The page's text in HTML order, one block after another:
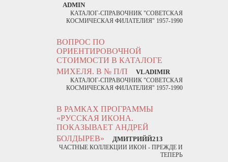
ADMIN
КАТАЛОГ-СПРАВОЧНИК "СОВЕТСКАЯ
КОСМИЧЕСКАЯ ФИЛАТЕЛИЯ" 1957-1990
ВОПРОС ПО
ОРИЕНТИРОВОЧНОЙ
СТОИМОСТИ В КАТАЛОГЕ
МИХЕЛЯ. В № П/П
VLADIMIR
КАТАЛОГ-СПРАВОЧНИК "СОВЕТСКАЯ
КОСМИЧЕСКАЯ ФИЛАТЕЛИЯ" 1957-1990
В РАМКАХ ПРОГРАММЫ
«РУССКАЯ ИКОНА.
ПОКАЗЫВАЕТ АНДРЕЙ
БОЛДЫРЕВ»
ДМИТРИЙЙ213
ЧАСТНЫЕ КОЛЛЕКЦИИ ИКОН - ПРЕЖДЕ И
ТЕПЕРЬ